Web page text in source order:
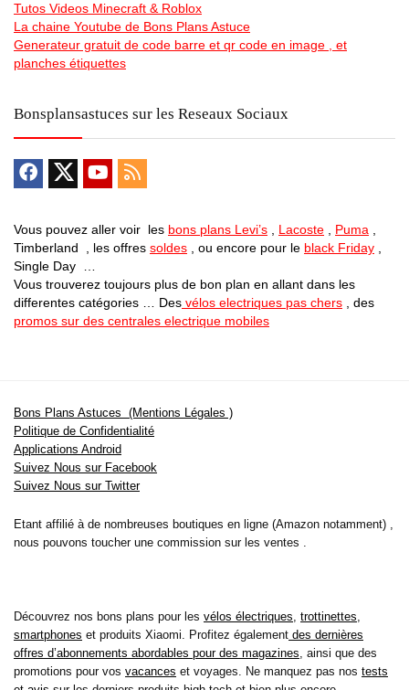
Tutos Videos Minecraft & Roblox
La chaine Youtube de Bons Plans Astuce
Generateur gratuit de code barre et qr code en image , et
planches étiquettes
Bonsplansastuces sur les Reseaux Sociaux
Vous pouvez aller voir les bons plans Levi’s Lacoste Puma
Timberland , les offres soldes , ou encore pour le black Friday
Single Day …
Vous trouverez toujours plus de bon plan en allant dans les
differentes catégories … Des vélos electriques pas chers , des
promos sur des centrales electrique mobiles
Bons Plans Astuces (Mentions Légales )
Politique de Confidentialité
Applications Android
Suivez Nous sur Facebook
Suivez Nous sur Twitter
Etant affilié à de nombreuses boutiques en ligne (Amazon notamment) ,
nous pouvons toucher une commission sur les ventes .
Découvrez nos bons plans pour les vélos électriques, trottinettes,
smartphones et produits Xiaomi. Profitez également des dernières
offres d’abonnements abordables pour des magazines, ainsi que des
promotions pour vos vacances et voyages. Ne manquez pas nos tests